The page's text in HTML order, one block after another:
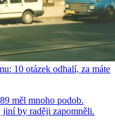
10 otázek odhalí, za máte
měl mnoho podob.
by raději zapomněli.